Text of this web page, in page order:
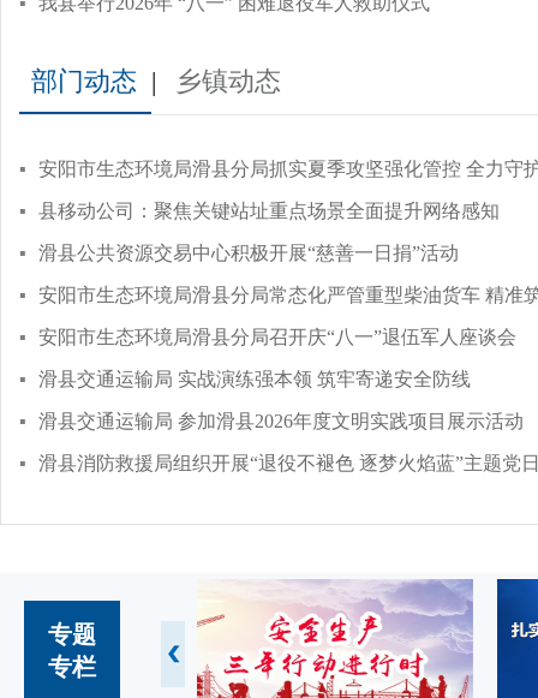
部门动态 | 乡镇动态
▪ 安阳市生态环境局滑县分局抓实夏季攻坚强化管控 全力守
▪ 县移动公司：聚焦关键站址重点场景全面提升网络感知
▪ 滑县公共资源交易中心积极开展“慈善一日捐”活动
▪
▪ ​安阳市生态环境局滑县分局召开庆“八一”退伍军人座谈会
▪ 滑县交通运输局 实战演练强本领 筑牢寄递安全防线
▪ 滑县交通运输局 参加滑县2026年度文明实践项目展示活动
▪ 滑县消防救援局组织开展“退役不褪色 逐梦火焰蓝”主题党
专题
专栏